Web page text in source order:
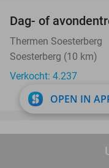
Dag- of
Thermen Soesterberg
Soesterberg (10 km)
Verkocht: 4.237
Cursus golf (1 of
OPEN IN